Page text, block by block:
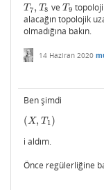
T7, T8
T7,T8 veT9
T9 topoloji
alacağın topolojik
olmadığına bakın.
14 Haziran 2020
Ben şimdi
(X, T 1 )
(X, T1)
i aldım.
Önce regülerliğine